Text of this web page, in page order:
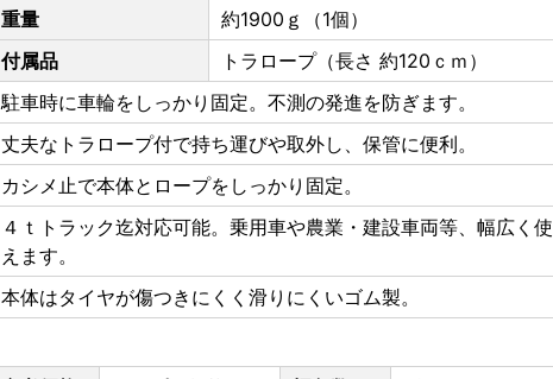
重量
約1900ｇ（1個）
付属品
トラロープ（長さ 約120ｃｍ）
駐車時に車輪をしっかり固定。不測の発進を防ぎます。
丈夫なトラロープ付で持ち運びや取外し、保管に便利。
カシメ止で本体とロープをしっかり固定。
４ｔトラック迄対応可能。乗用車や農業・建設車両等、幅広く使
えます。
本体はタイヤが傷つきにくく滑りにくいゴム製。